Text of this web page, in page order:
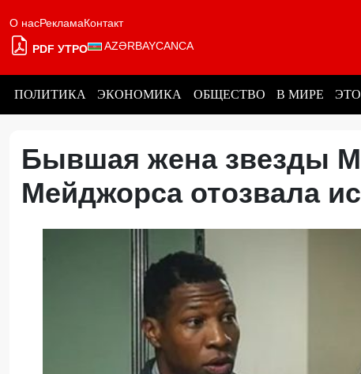
О насРекламаКонтакт
PDF УТРО AZƏRBAYCANCA
ПОЛИТИКА ЭКОНОМИКА ОБЩЕСТВО В МИРЕ
Бывшая жена звезды
Мейджорса отозвала